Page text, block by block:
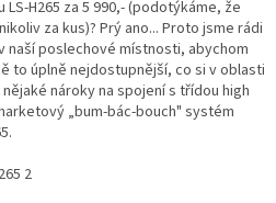
H265 za 5 990,- (podotýkáme, že
za kus)? Prý ano... Proto jsme rádi
poslechové místnosti, abychom
to úplně nejdostupnější, co si v oblasti
nároky na spojení s třídou high
„bum-bác-bouch" systém